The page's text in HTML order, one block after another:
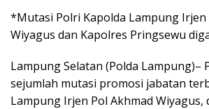
*Mutasi Polri Kapolda Lampung Irjen
Wiyagus dan Kapolres Pringsewu
Lampung Selatan (Polda Lampung)–
sejumlah mutasi promosi jabatan
Lampung Irjen Pol Akhmad Wiyagus,